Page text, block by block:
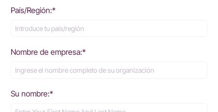
País/Región:*
Nombre de empresa:*
Su nombre:*